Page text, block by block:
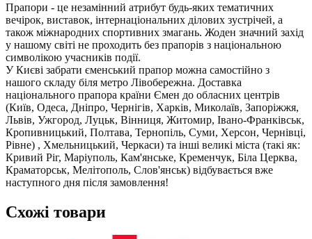
Прапори - це незамінний атрибут будь-яких тематичних
вечірок, виставок, інтернаціональних ділових зустрічей, а
також міжнародних спортивних змагань. Жоден значний захід
у нашому світі не проходить без прапорів з національною
символікою учасників події.
У Києві забрати єменський прапор можна самостійно з
нашого складу біля метро Лівобережна. Доставка
національного прапора країни Ємен до обласних центрів
(Київ, Одеса, Дніпро, Чернігів, Харків, Миколаїв, Запоріжжя,
Львів, Ужгород, Луцьк, Вінниця, Житомир, Івано-Франківськ,
Кропивницький, Полтава, Тернопіль, Суми, Херсон, Чернівці,
Рівне) , Хмельницький, Черкаси) та інші великі міста (такі як:
Кривий Ріг, Маріуполь, Кам'янське, Кременчук, Біла Церква,
Краматорськ, Мелітополь, Слов'янськ) відбувається вже
наступного дня після замовлення!
Схожі товари